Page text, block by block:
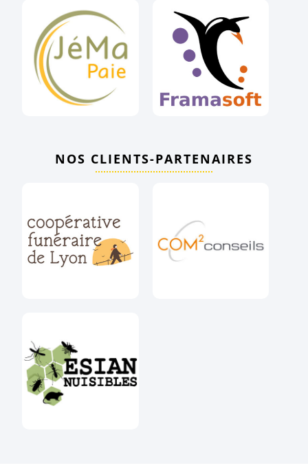
NOS CLIENTS-PARTENAIRES